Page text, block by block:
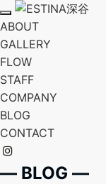
T
o
g
g
l
n
a
v
i
a
t
i
n
ABOUT
GALLERY
FLOW
STAFF
COMPANY
BLOG
CONTACT
― BLOG ―